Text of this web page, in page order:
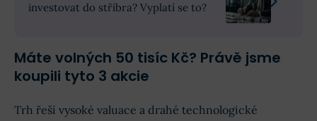
investovat do stříbra? Vyplatí se to?
Máte volných 50 tisíc Kč? Právě jsme
koupili tyto 3 akcie
Trh řeší vysoké valuace a drahé technologické